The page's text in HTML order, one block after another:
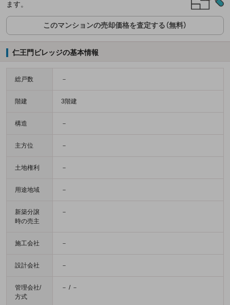
ます。
このマンションの売却価格を査定する（無料）
仁王門ビレッジの基本情報
総戸数 －
階建 3階建
構造 －
主方位 －
土地権利 －
用途地域 －
新築分譲
時の売主
－
施工会社 －
設計会社 －
管理会社/
方式
－ / －